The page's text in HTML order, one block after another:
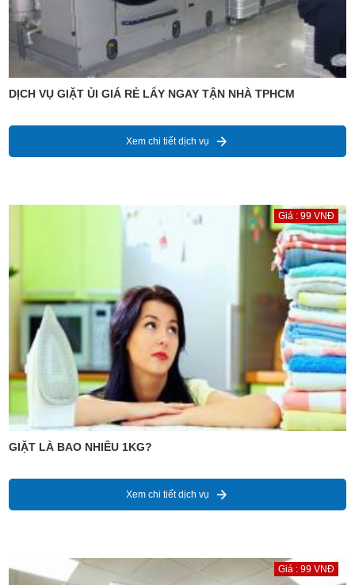
DỊCH VỤ GIẶT ỦI GIÁ RẺ LẤY NGAY TẬN NHÀ TPHCM
Xem chi tiết dịch vụ
Giá : 99 VNĐ
GIẶT LÀ BAO NHIÊU 1KG?
Xem chi tiết dịch vụ
Giá : 99 VNĐ